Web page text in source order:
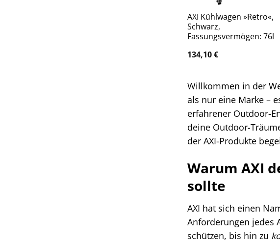
AXI Kühlwagen »Retro«,
Schwarz,
Fassungsvermögen: 76l
134,10€
Willkommen in der
als nur eine Marke –
erfahrener Outdoor-
deine Outdoor-
der AXI-Produkte
Warum AXI
sollte
AXI hat sich einen
Anforderungen jedes
schützen, bis hin zu